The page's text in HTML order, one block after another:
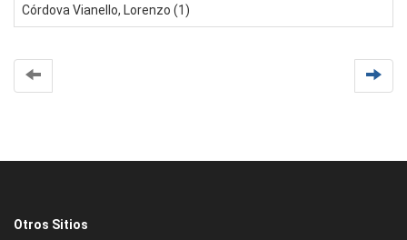
Córdova Vianello, Lorenzo (1)
Otros Sitios